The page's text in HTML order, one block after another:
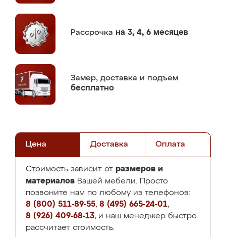
Рассрочка на 3, 4, 6 месяцев
Замер, доставка и подъем
бесплатно
Цена Доставка Оплата
Стоимость зависит от размеров и
материалов Вашей мебели. Просто
позвоните нам по любому из телефонов:
8 (800) 511-89-55, 8 (495) 665-24-01,
8 (926) 409-68-13, и наш менеджер быстро
рассчитает стоимость.